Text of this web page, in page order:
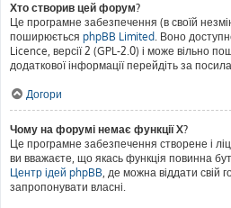
Хто створив цей форум?
Це програмне забезпечення (в своїй
поширюється phpBB Limited. Воно
Licence, версії 2 (GPL-2.0) і може вільно
додаткової інформації перейдіть за
Догори
Чому на форумі немає функції X?
Це програмне забезпечення створене і
ви вважаєте, що якась функція повинна
Центр ідей phpBB, де можна віддати свій
запропонувати власні.